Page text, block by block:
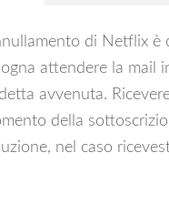
di Netflix
attendere la mail
avvenuta.
della
nel caso